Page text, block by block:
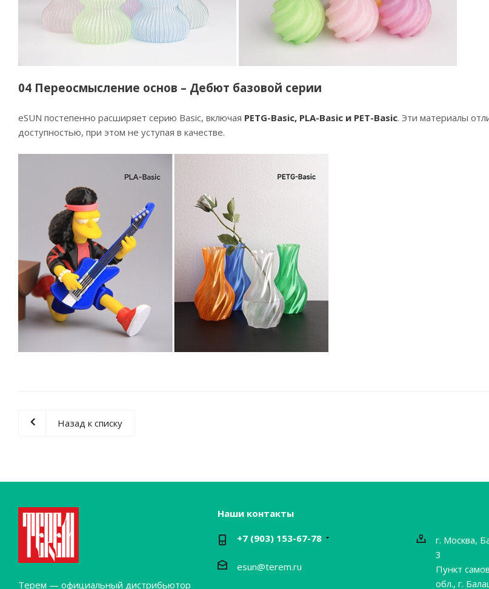
04 Переосмысление основ – Дебют базовой серии
eSUN постепенно расширяет серию Basic, включая PETG-Basic, PLA-Basic и PET-Basic. Эти материалы
доступностью, при этом не уступая в качестве.
Назад к списку
Терем — официальный дистрибьютор
Наши контакты
+7 (903) 153-67-78
esun@terem.ru
г. Москва,
3
Пункт
обл., г.